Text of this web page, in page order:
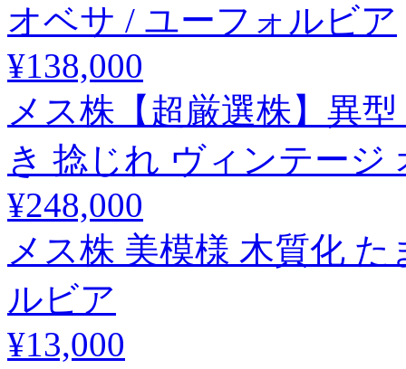
オベサ / ユーフォルビア
¥138,000
メス株【超厳選株】異
き 捻じれ ヴィンテージ
¥248,000
メス株 美模様 木質化
ルビア
¥13,000